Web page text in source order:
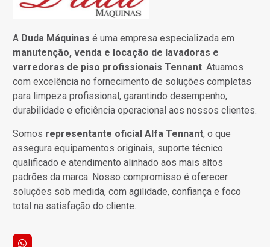
A Duda Máquinas é uma empresa especializada em
manutenção, venda e locação de lavadoras e
varredoras de piso profissionais Tennant. Atuamos
com excelência no fornecimento de soluções completas
para limpeza profissional, garantindo desempenho,
durabilidade e eficiência operacional aos nossos clientes.
Somos representante oficial Alfa Tennant, o que
assegura equipamentos originais, suporte técnico
qualificado e atendimento alinhado aos mais altos
padrões da marca. Nosso compromisso é oferecer
soluções sob medida, com agilidade, confiança e foco
total na satisfação do cliente.